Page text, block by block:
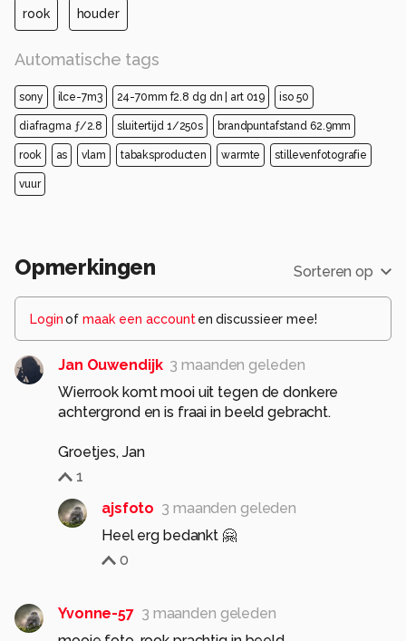
rook houder
Automatische tags
sony ilce-7m3 24-70mm f2.8 dg dn | art 019 iso 50
diafragma ƒ/2.8 sluitertijd 1/250s brandpuntafstand 62.9mm
rook as vlam tabaksproducten warmte stillevenfotografie
vuur
Opmerkingen Sorteren op
Loginof maak een account en discussieer mee!
Jan Ouwendijk 3 maanden geleden
Wierrook komt mooi uit tegen de donkere
achtergrond en is fraai in beeld gebracht.
Groetjes, Jan
1
ajsfoto 3 maanden geleden
Heel erg bedankt 🤗
0
Yvonne-57 3 maanden geleden